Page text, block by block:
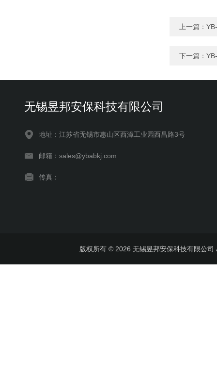
上一篇：
下一篇：
无锡昱邦安保科技有限公司
地址：江苏省无锡市惠山区西漳工业园西昌路3号
邮箱：sales@ybabkj.com
传真：
版权所有 © 2026 无锡昱邦安保科技有限